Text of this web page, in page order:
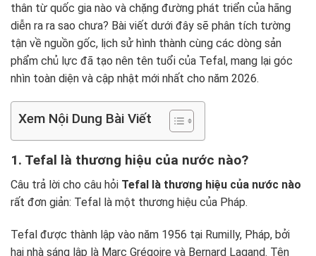
thân từ quốc gia nào và chặng đường phát triển của hãng
diễn ra ra sao chưa? Bài viết dưới đây sẽ phân tích tường
tận về nguồn gốc, lịch sử hình thành cùng các dòng sản
phẩm chủ lực đã tạo nên tên tuổi của Tefal, mang lại góc
nhìn toàn diện và cập nhật mới nhất cho năm 2026.
Xem Nội Dung Bài Viết
1. Tefal là thương hiệu của nước nào?
Câu trả lời cho câu hỏi Tefal là thương hiệu của nước nào
rất đơn giản: Tefal là một thương hiệu của Pháp.
Tefal được thành lập vào năm 1956 tại Rumilly, Pháp, bởi
hai nhà sáng lập là Marc Grégoire và Bernard Lagand. Tên